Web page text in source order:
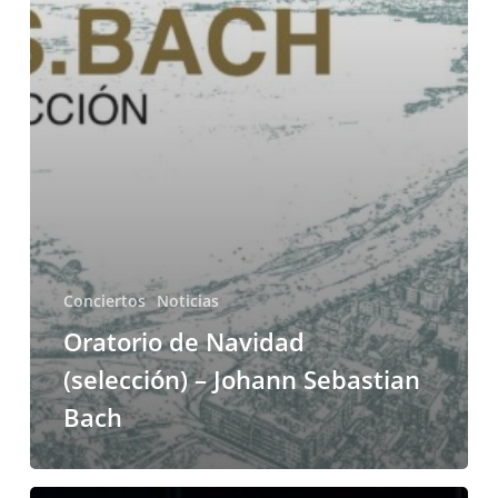
Conciertos Noticias
Oratorio de Navidad
(selección) – Johann Sebastian
Bach